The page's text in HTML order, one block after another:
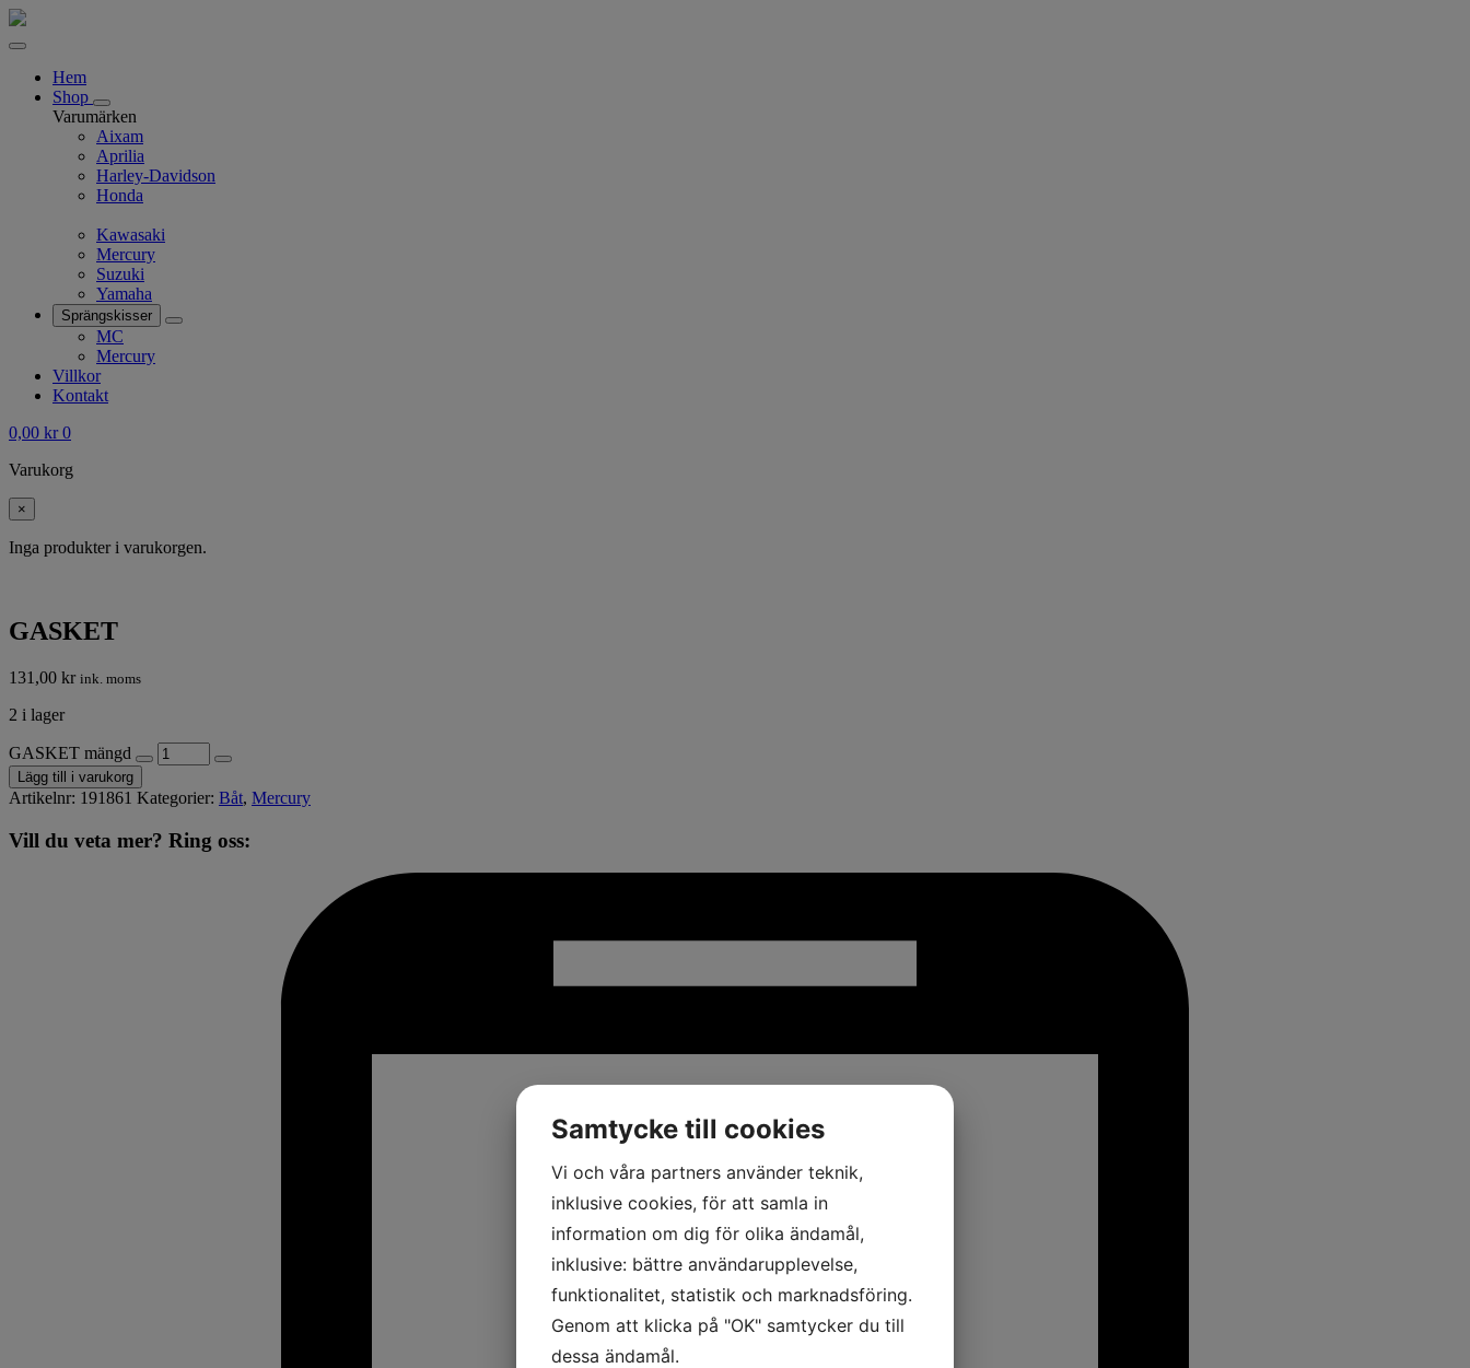
Hem
Shop
Varumärken
Aixam
Aprilia
Harley-Davidson
Honda
Kawasaki
Mercury
Suzuki
Yamaha
Sprängskisser
MC
Mercury
Villkor
Kontakt
0,00 kr 0
Varukorg
×
Inga produkter i varukorgen.
GASKET
131,00 kr ink. moms
2 i lager
GASKET mängd
Lägg till i varukorg
Artikelnr: 191861 Kategorier: Båt, Mercury
Vill du veta mer? Ring oss:
Samtycke till cookies
Vi och våra partners använder teknik,
inklusive cookies, för att samla in
information om dig för olika ändamål,
inklusive: bättre användarupplevelse,
funktionalitet, statistik och marknadsföring.
Genom att klicka på "OK" samtycker du till
dessa ändamål.